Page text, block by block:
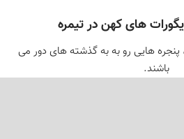
های کهن در تیمره
پنجره هایی رو به به گذشته های دور می
باشند.